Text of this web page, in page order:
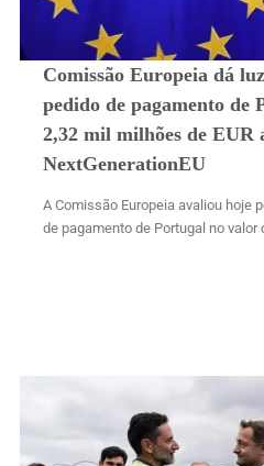
Comissão Europeia dá
pedido de pagamento de
2,32 mil milhões de EUR
NextGenerationEU
A Comissão Europeia avaliou hoje
de pagamento de Portugal no valor